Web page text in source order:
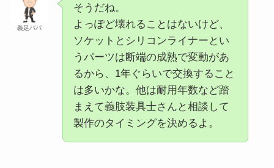
義足パパ
そうだね。
よっぽど壊れることはないけど、
ソケットとシリコンライナーとい
うパーツは断端の成熟で変動があ
るから、1年ぐらいで交換すること
は多いかな。他は耐用年数など踏
まえて義肢装具士さんと相談して
製作のタイミングを決めるよ。